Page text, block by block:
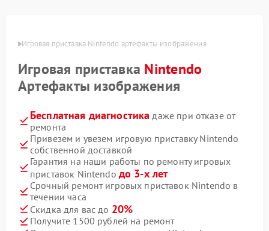
Игровая приставка Nintendo артефакты изображения
Игровая приставка Nintendo
Артефакты изображения
Бесплатная диагностика даже при отказе от
ремонта
Привезем и увезем игровую приставку Nintendo
собственной доставкой
Гарантия на наши работы по ремонту игровых
приставок Nintendo до 3-х лет
Срочный ремонт игровых приставок Nintendo в
течении часа
Скидка для вас до 20%
Получите 1500 рублей на ремонт